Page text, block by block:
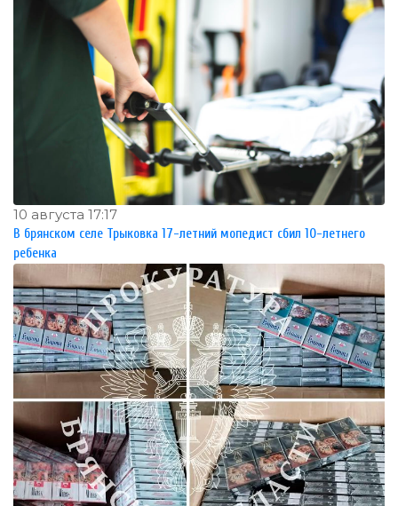
10 августа 17:17
В брянском селе Трыковка 17-летний мопедист сбил 10-летнего
ребенка